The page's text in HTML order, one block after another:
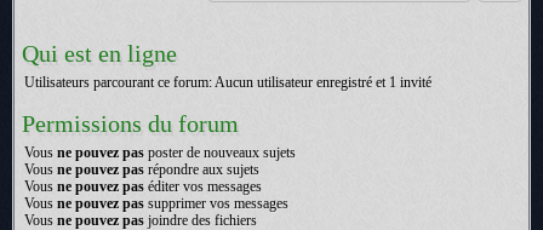
Qui est en ligne
Utilisateurs parcourant ce forum: Aucun utilisateur enregistré et 1 invité
Permissions du forum
Vous ne pouvez pas poster de nouveaux sujets
Vous ne pouvez pas répondre aux sujets
Vous ne pouvez pas éditer vos messages
Vous ne pouvez pas supprimer vos messages
Vous ne pouvez pas joindre des fichiers